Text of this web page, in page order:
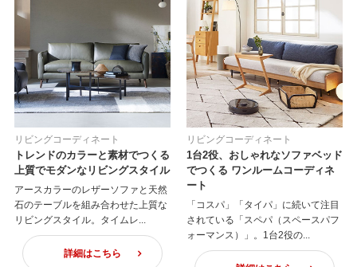
リビングコーディネート
トレンドのカラーと素材でつくる
上質でモダンなリビングスタイル
アースカラーのレザーソファと天然
石のテーブルを組み合わせた上質な
リビングスタイル。タイムレ...
詳細はこちら
リビングコーディネート
1台2役、おしゃれなソファベッド
でつくる ワンルームコーディネ
ート
「コスパ」「タイパ」に続いて注目
されている「スペパ（スペースパフ
ォーマンス）」。1台2役の...